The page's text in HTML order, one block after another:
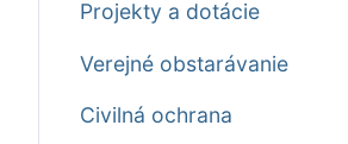
Projekty a dotácie
Verejné obstarávanie
Civilná ochrana